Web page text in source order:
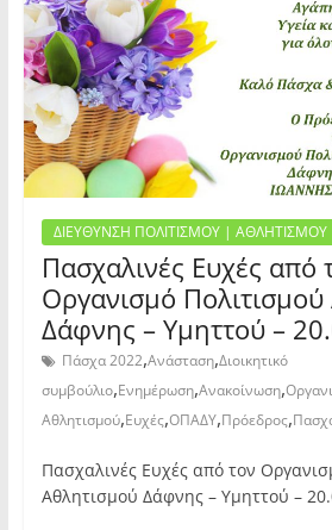
ΔΙΕΥΘΥΝΣΗ ΠΟΛΙΤΙΣΜΟΥ | ΑΘΛΗΤΙΣΜΟΥ
Πασχαλινές Ευχές από
Οργανισμό
Δάφνης – Υμηττού –
Πάσχα 2022,Ανάσταση,Διοικητικό
συμβούλιο,Ενημέρωση,Ανακοίνωση,
Αθλητισμού,Ευχές,ΟΠΑΔΥ,Πρόεδρος,
Πασχαλινές Ευχές από τον
Αθλητισμού Δάφνης – Υμηττού –